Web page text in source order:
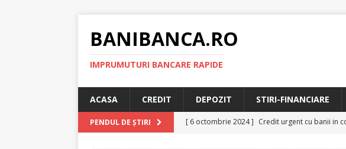
BANIBANCA.RO
IMPRUMUTURI BANCARE RAPIDE
ACASA CREDIT DEPOZIT STIRI-FINANCIARE
PENDUL DE ȘTIRI [ 6 octombrie 2024 ] Credit urgent cu banii in